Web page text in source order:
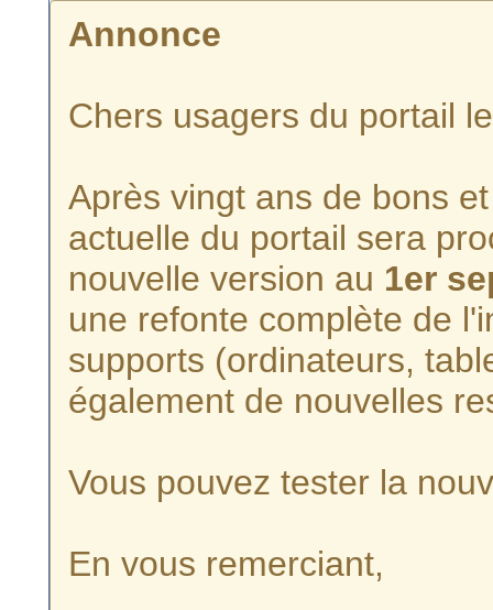
Annonce
Chers usagers du portail
Après vingt ans de bons
actuelle du portail sera
nouvelle version au 1er
une refonte complète de
supports (ordinateurs,
également de nouvelles
Vous pouvez tester la
En vous remerciant,